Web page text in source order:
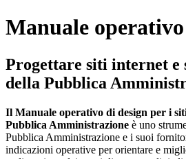
Manuale
Progettare siti internet
della Pubblica
Il Manuale operativo di design per i
Pubblica Amministrazione è uno
Pubblica Amministrazione e i suoi
indicazioni operative per orientare e